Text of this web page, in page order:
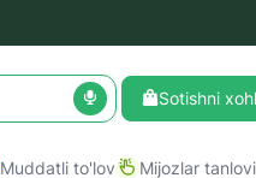
Sotishni
Muddatli to'lov Mijozlar tanlovi